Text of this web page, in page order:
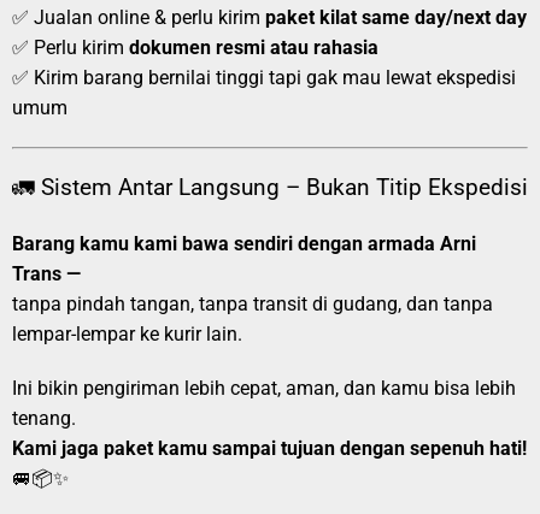
✅ Jualan online & perlu kirim paket kilat same day/next day
✅ Perlu kirim dokumen resmi atau rahasia
✅ Kirim barang bernilai tinggi tapi gak mau lewat ekspedisi
umum
🚛 Sistem Antar Langsung – Bukan Titip Ekspedisi
Barang kamu kami bawa sendiri dengan armada Arni
Trans —
tanpa pindah tangan, tanpa transit di gudang, dan tanpa
lempar-lempar ke kurir lain.
Ini bikin pengiriman lebih cepat, aman, dan kamu bisa lebih
tenang.
Kami jaga paket kamu sampai tujuan dengan sepenuh hati!
🚐📦✨